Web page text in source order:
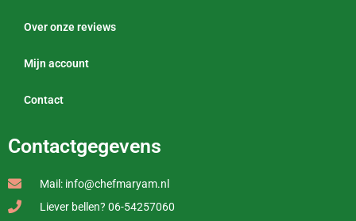
Over onze reviews
Mijn account
Contact
Contactgegevens
Mail: info@chefmaryam.nl
Liever bellen? 06-54257060